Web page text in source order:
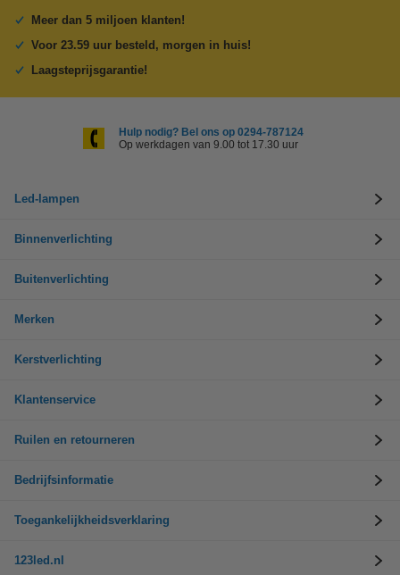
Meer dan 5 miljoen klanten!
Voor 23.59 uur besteld, morgen in huis!
Laagsteprijsgarantie!
Hulp nodig? Bel ons op 0294-787124
Op werkdagen van 9.00 tot 17.30 uur
Led-lampen
Binnenverlichting
Buitenverlichting
Merken
Kerstverlichting
Klantenservice
Ruilen en retourneren
Bedrijfsinformatie
Toegankelijkheidsverklaring
123led.nl